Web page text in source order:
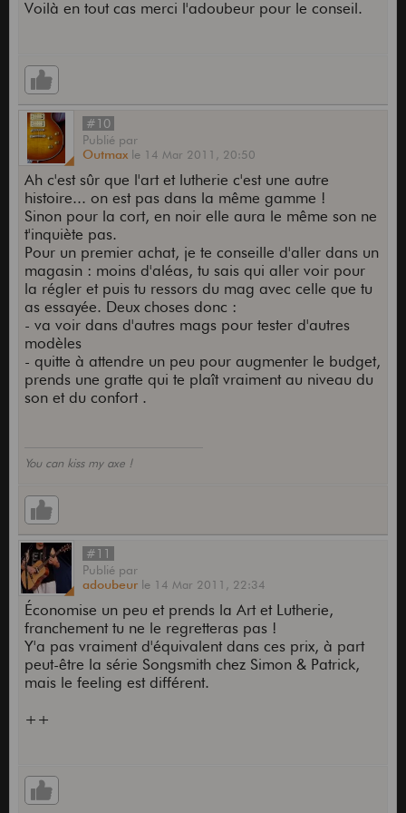
Voilà en tout cas merci l'adoubeur pour le conseil.
#10
Publié par
Outmax le 14 Mar 2011, 20:50
Ah c'est sûr que l'art et lutherie c'est une autre
histoire... on est pas dans la même gamme !
Sinon pour la cort, en noir elle aura le même son ne
t'inquiète pas.
Pour un premier achat, je te conseille d'aller dans un
magasin : moins d'aléas, tu sais qui aller voir pour
la régler et puis tu ressors du mag avec celle que tu
as essayée. Deux choses donc :
- va voir dans d'autres mags pour tester d'autres
modèles
- quitte à attendre un peu pour augmenter le budget,
prends une gratte qui te plaît vraiment au niveau du
son et du confort .
You can kiss my axe !
#11
Publié par
adoubeur le 14 Mar 2011, 22:34
Économise un peu et prends la Art et Lutherie,
franchement tu ne le regretteras pas !
Y'a pas vraiment d'équivalent dans ces prix, à part
peut-être la série Songsmith chez Simon & Patrick,
mais le feeling est différent.
++